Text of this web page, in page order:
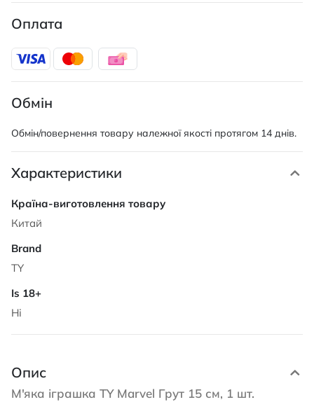
Оплата
Обмін
Обмін/повернення товару належної якості протягом 14 днів.
Характеристики
Характеристики
Китай
TY
Ні
Опис
М'яка іграшка TY Marvel Грут 15 см, 1 шт.